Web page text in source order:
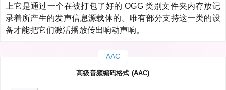
上它是通过一个在被打包了好的 OGG 类别文件夹内存放记
录着所产生的发声信息源载体的。唯有部分支持这一类的设
备才能把它们激活播放传出响动声响。
AAC
高级音频编码格式 (AAC)